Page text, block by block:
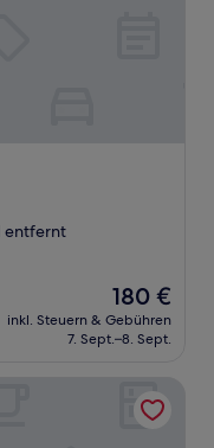
entfernt
Der
Preis
beträgt
180 €
inkl. Steuern & Gebühren
7. Sept.–8. Sept.